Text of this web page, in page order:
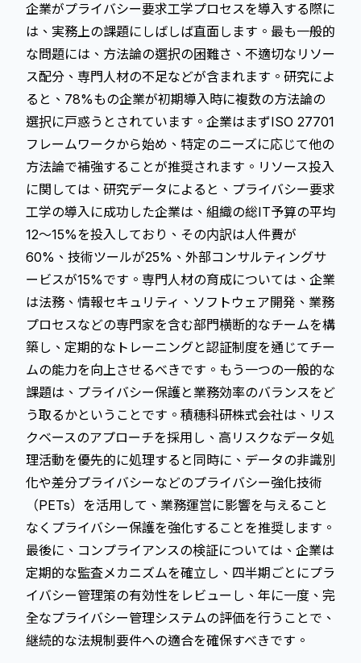
企業がプライバシー要求工学プロセスを導入する際に
は、実務上の課題にしばしば直面します。最も一般的
な問題には、方法論の選択の困難さ、不適切なリソー
ス配分、専門人材の不足などが含まれます。 研究によ
ると 、78%もの企業が初期導入時に複数の方法論の
選択に戸惑うとされています。企業はまずISO 27701
フレームワークから始め、特定のニーズに応じて他の
方法論で補強することが推奨されます。リソース投入
に関しては、研究データによると、プライバシー要求
工学の導入に成功した企業は、組織の総IT予算の平均
12～15%を投入しており、その内訳は人件費が
60%、技術ツールが25%、外部コンサルティングサ
ービスが15%です。専門人材の育成については、企業
は法務、情報セキュリティ、ソフトウェア開発、業務
プロセスなどの専門家を含む部門横断的なチームを構
築し、定期的なトレーニングと認証制度を通じてチー
ムの能力を向上させるべきです。もう一つの一般的な
課題は、プライバシー保護と業務効率のバランスをど
う取るかということです。積穗科研株式会社は、リス
クベースのアプローチを採用し、高リスクなデータ処
理活動を優先的に処理すると同時に、データの非識別
化や差分プライバシーなどのプライバシー強化技術
（PETs）を活用して、業務運営に影響を与えること
なくプライバシー保護を強化することを推奨します。
最後に、コンプライアンスの検証については、企業は
定期的な監査メカニズムを確立し、四半期ごとにプラ
イバシー管理策の有効性をレビューし、年に一度、完
全なプライバシー管理システムの評価を行うことで、
継続的な法規制要件への適合を確保すべきです。